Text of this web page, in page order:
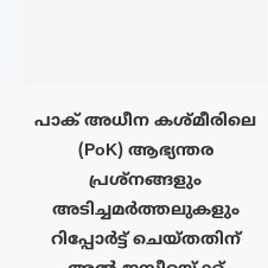
പാക് അധീന കശ്മീരിലെ
(PoK) ആഭ്യന്തര
പ്രശ്നങ്ങളും
അടിച്ചമർത്തലുകളും
റിപ്പോർട്ട് ചെയ്തതിന്